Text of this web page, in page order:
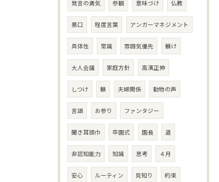
発言の勇気 参観 意味づけ 仏教
悪口 程度言葉 アンガーマネジメント
具体性 常識 雰囲気優先 躾け
大人会議 家庭方針 高濱正伸
しつけ 躾 夫婦関係 動物の声
言語 お参り ファンタジー
聞き耳頭巾 卒園式 園長 道
非認知能力 知識 思考 ４月
安心 ルーティン 見知り 約束